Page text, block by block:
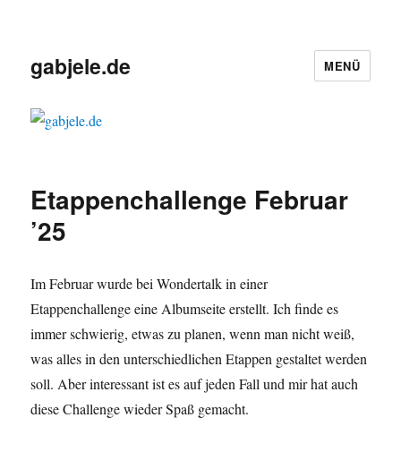
gabjele.de MENÜ
Etappenchallenge Februar
’25
Im Februar wurde bei Wondertalk in einer
Etappenchallenge eine Albumseite erstellt. Ich finde es
immer schwierig, etwas zu planen, wenn man nicht weiß,
was alles in den unterschiedlichen Etappen gestaltet werden
soll. Aber interessant ist es auf jeden Fall und mir hat auch
diese Challenge wieder Spaß gemacht.